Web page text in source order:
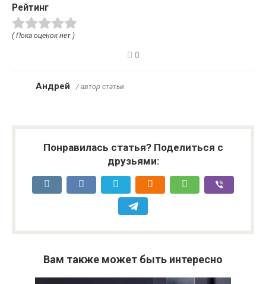
Рейтинг
( Пока оценок нет )
0
Андрей / автор статьи
Понравилась статья? Поделиться с
друзьями:
Вам также может быть интересно